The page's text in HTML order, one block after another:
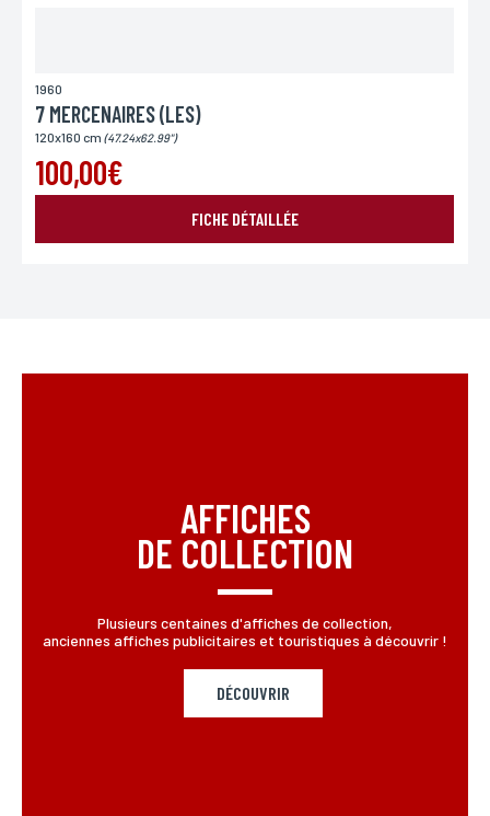
1960
7 MERCENAIRES (LES)
120x160 cm (47.24x62.99")
100,00€
FICHE DÉTAILLÉE
AFFICHES
DE COLLECTION
Plusieurs centaines d'affiches de collection,
anciennes affiches publicitaires et touristiques à découvrir !
DÉCOUVRIR